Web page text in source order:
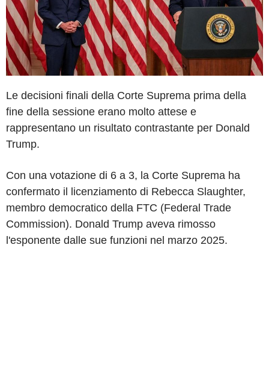
Le decisioni finali della Corte Suprema prima della
fine della sessione erano molto attese e
rappresentano un risultato contrastante per Donald
Trump.
Con una votazione di 6 a 3, la Corte Suprema ha
confermato il licenziamento di Rebecca Slaughter,
membro democratico della FTC (Federal Trade
Commission). Donald Trump aveva rimosso
l'esponente dalle sue funzioni nel marzo 2025.